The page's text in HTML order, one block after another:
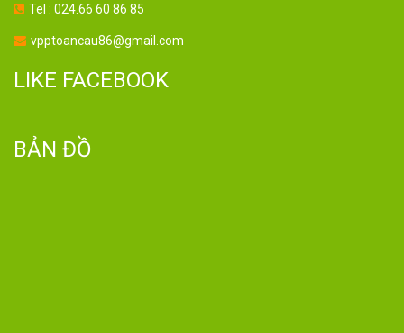
Tel : 024.66 60 86 85
vpptoancau86@gmail.com
LIKE FACEBOOK
BẢN ĐỒ